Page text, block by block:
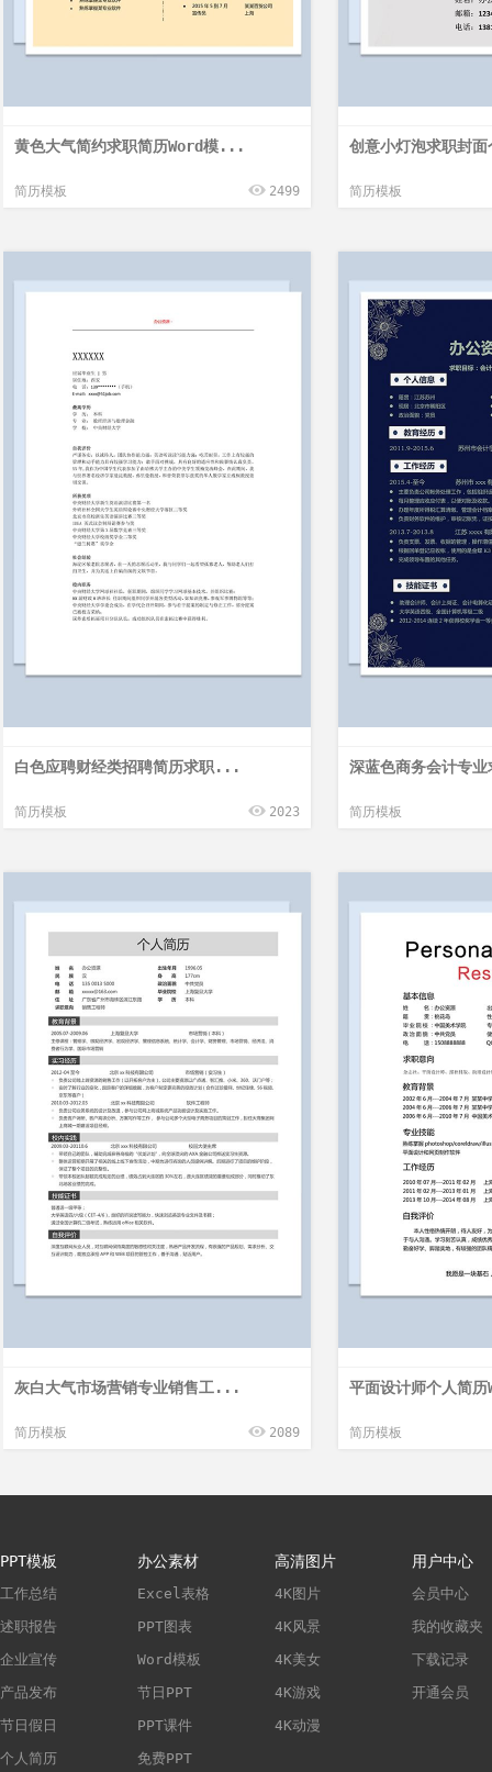
黄色大气简约求职简历Word模...
简历模板 2499
创意小灯泡求职封
简历模板
白色应聘财经类招聘简历求职...
简历模板 2023
深蓝色商务会计专
简历模板
灰白大气市场营销专业销售工...
简历模板 2089
平面设计师个人简
简历模板
PPT模板
工作总结
述职报告
企业宣传
产品发布
节日假日
个人简历
办公素材
Excel表格
PPT图表
Word模板
节日PPT
PPT课件
免费PPT
高清图片
4K图片
4K风景
4K美女
4K游戏
4K动漫
用户中心
会员中心
我的收藏夹
下载记录
开通会员